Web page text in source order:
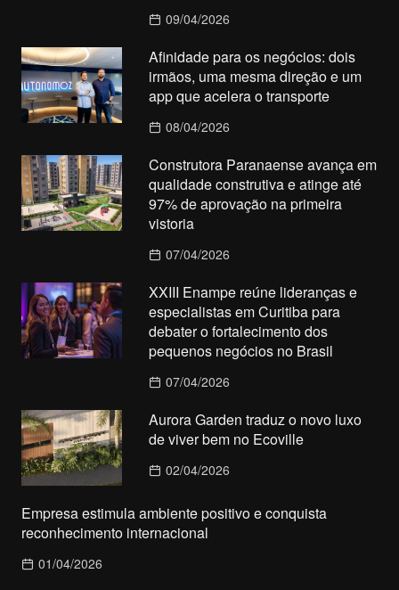
09/04/2026
Afinidade para os negócios: dois
irmãos, uma mesma direção e um
app que acelera o transporte
08/04/2026
Construtora Paranaense avança em
qualidade construtiva e atinge até
97% de aprovação na primeira
vistoria
07/04/2026
XXIII Enampe reúne lideranças e
especialistas em Curitiba para
debater o fortalecimento dos
pequenos negócios no Brasil
07/04/2026
Aurora Garden traduz o novo luxo
de viver bem no Ecoville
02/04/2026
Empresa estimula ambiente positivo e conquista
reconhecimento internacional
01/04/2026